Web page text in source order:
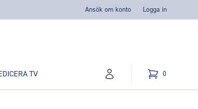
Ansök om konto Logga in
TV konto Kundvagn
0
varor i